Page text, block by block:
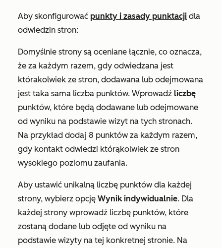
Aby skonfigurować punkty i zasady punktacji dla
odwiedzin stron:
Domyślnie strony są oceniane łącznie, co oznacza,
że za każdym razem, gdy odwiedzana jest
którakolwiek ze stron, dodawana lub odejmowana
jest taka sama liczba punktów. Wprowadź liczbę
punktów, które będą dodawane lub odejmowane
od wyniku na podstawie wizyt na tych stronach.
Na przykład dodaj 8 punktów za każdym razem,
gdy kontakt odwiedzi którąkolwiek ze stron
wysokiego poziomu zaufania.
Aby ustawić unikalną liczbę punktów dla każdej
strony, wybierz opcję Wynik indywidualnie. Dla
każdej strony wprowadź liczbę punktów, które
zostaną dodane lub odjęte od wyniku na
podstawie wizyty na tej konkretnej stronie. Na